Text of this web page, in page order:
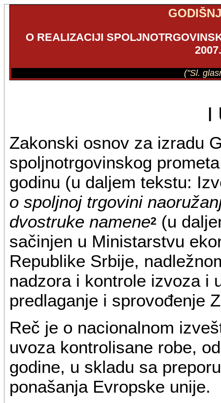
O REALIZACIJI
("Sl.
I
Zakonski osnov za izradu
spoljnotrgovinskog
godinu (u daljem tekstu:
o spoljnoj trgovini
dvostruke namene2(u
sačinjen u Ministarstvu
Republike Srbije,
nadzora i kontrole izvoza i
predlaganje i sprovođenje
Reč je o nacionalnom
uvoza kontrolisane robe,
godine, u skladu sa
ponašanja Evropske unije.